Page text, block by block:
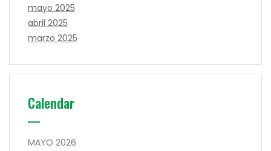
mayo 2025
abril 2025
marzo 2025
Calendar
MAYO 2026